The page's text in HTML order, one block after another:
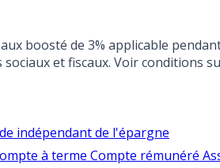
boosté de 3% applicable
et fiscaux. Voir conditions
indépendant de l'épargne
à terme Compte rémunéré